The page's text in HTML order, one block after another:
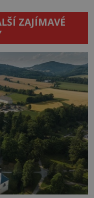
ZAJÍMAVÉ